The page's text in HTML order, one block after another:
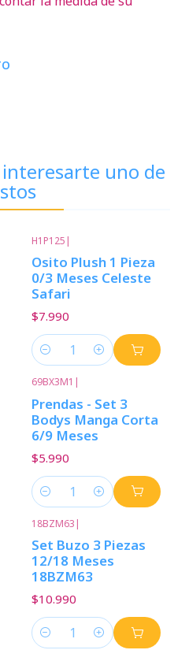
uno de
H1P125 |
Osito Plush 1 Pieza
0/3 Meses Celeste
Safari
$7.990
Cantidad
69BX3M1 |
Prendas - Set 3
Bodys Manga Corta
6/9 Meses
$5.990
Cantidad
18BZM63 |
Set Buzo 3 Piezas
12/18 Meses
18BZM63
$10.990
Cantidad